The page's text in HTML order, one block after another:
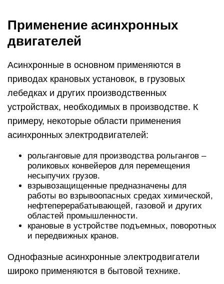
Применение асинхронных
двигателей
Асинхронные в основном применяются в
приводах крановых установок, в грузовых
лебедках и других производственных
устройствах, необходимых в производстве. К
примеру, некоторые области применения
асинхронных электродвигателей:
рольганговые для производства рольгангов –
роликовых конвейеров для перемещения
несыпучих грузов.
взрывозащищенные предназначены для
работы во взрывоопасных средах химической,
нефтеперерабатывающей, газовой и других
областей промышленности.
крановые в устройстве подъемных, поворотных
и передвижных кранов.
Однофазные асинхронные электродвигатели
широко применяются в бытовой технике.